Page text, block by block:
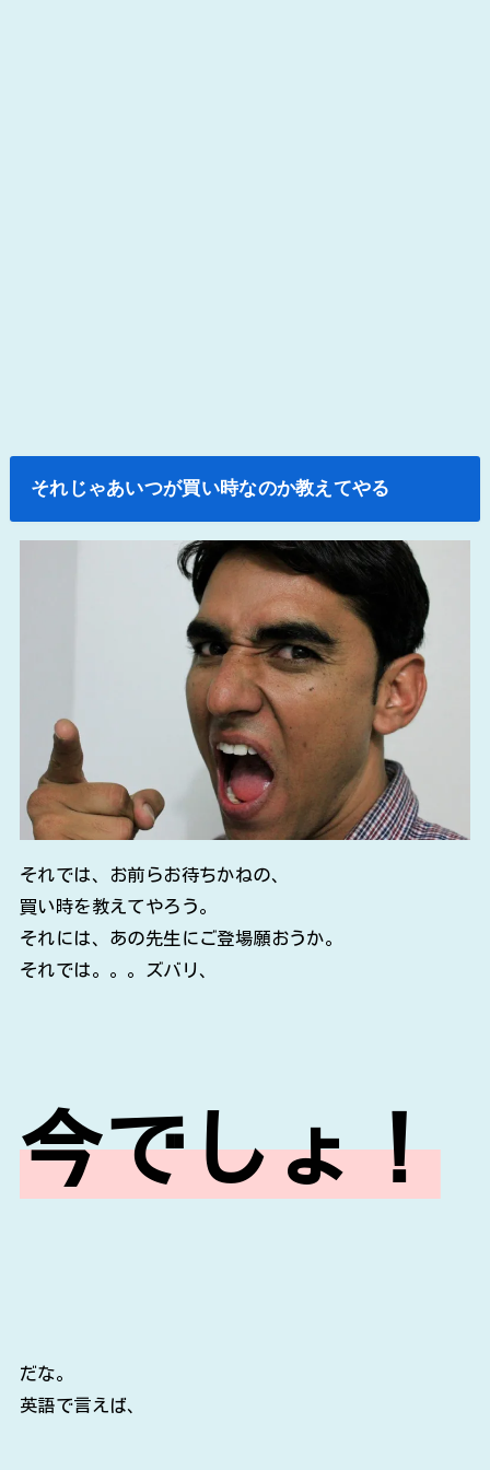
それじゃあいつが買い時なのか教えてやる
それでは、お前らお待ちかねの、
買い時を教えてやろう。
それには、あの先生にご登場願おうか。
それでは。。。ズバリ、
今でしょ！
だな。
英語で言えば、